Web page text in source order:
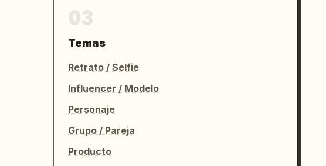
Temas
Retrato / Selfie
Influencer / Modelo
Personaje
Grupo / Pareja
Producto